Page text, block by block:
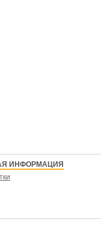
ИНФОРМАЦИЯ